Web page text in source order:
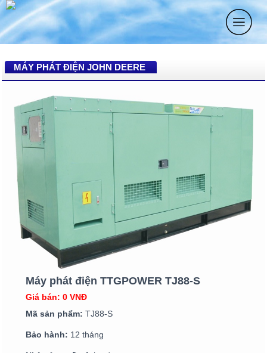
MÁY PHÁT ĐIỆN JOHN DEERE
Máy phát điện TTGPOWER TJ88-S
Giá bán: 0 VNĐ
Mã sản phẩm: TJ88-S
Bảo hành: 12 tháng